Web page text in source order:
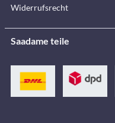
Widerrufsrecht
Saadame teile